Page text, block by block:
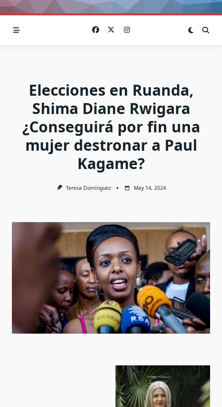
Elecciones en Ruanda,
Shima Diane Rwigara
¿Conseguirá por fin una
mujer destronar a Paul
Kagame?
Teresa Domínguez May 14, 2024